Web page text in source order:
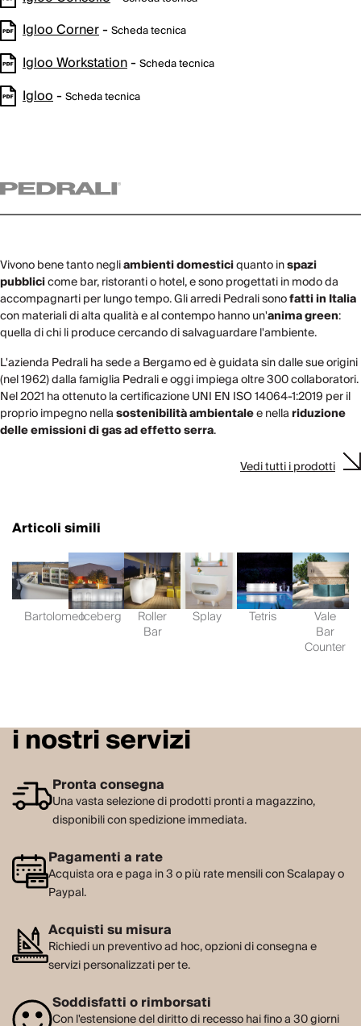
Igloo Corner- Scheda tecnica
Igloo Workstation- Scheda tecnica
Igloo- Scheda tecnica
Vivono bene tanto negliambienti domesticiquanto inspazi
pubblicicome bar, ristoranti o hotel, e sono progettati in modo da
accompagnarti per lungo tempo. Gli arredi Pedrali sonofatti in Italia
con materiali di alta qualità e al contempo hanno un'anima green:
quella di chi li produce cercando di salvaguardare l'ambiente.
L'azienda Pedrali ha sede a Bergamo ed è guidata sin dalle sue origini
(nel 1962) dalla famiglia Pedrali e oggi impiega oltre 300 collaboratori.
Nel 2021 ha ottenuto la certificazione UNI EN ISO 14064-1:2019 per il
proprio impegno nellasostenibilità ambientalee nellariduzione
delle emissioni di gas ad effetto serra.
Vedi tutti i prodotti
Articoli simili
BartolomeoIceberg Roller
Bar
Splay Tetris Vale
Bar
Counter
i nostri servizi
Pronta consegna
Una vasta selezione di prodotti pronti a magazzino,
disponibili con spedizione immediata.
Pagamenti a rate
Acquista ora e paga in 3 o più rate mensili con Scalapay o
Paypal.
Acquisti su misura
Richiedi un preventivo ad hoc, opzioni di consegna e
servizi personalizzati per te.
Soddisfatti o rimborsati
Con l'estensione del diritto di recesso hai fino a 30 giorni